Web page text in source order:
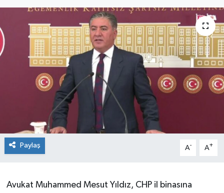
Paylaş A- A+
Avukat Muhammed Mesut Yıldız, CHP il binasına